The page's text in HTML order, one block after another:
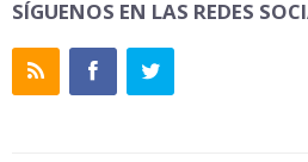
SÍGUENOS EN LAS REDES